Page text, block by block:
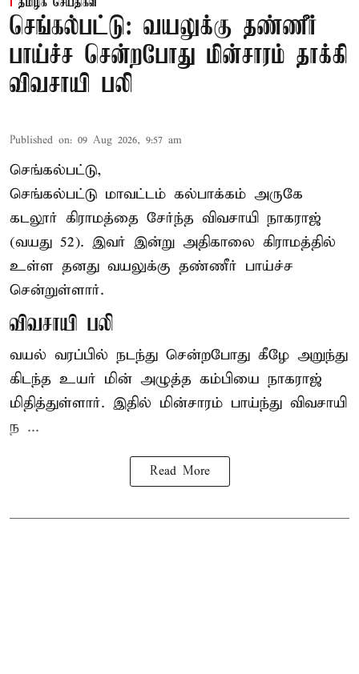
தமிழக செய்திகள்
செங்கல்பட்டு: வயலுக்கு தண்ணீர்
பாய்ச்ச சென்றபோது மின்சாரம் தாக்கி
விவசாயி பலி
Published on: 09 Aug 2026, 9:57 am
செங்கல்பட்டு,
செங்கல்பட்டு மாவட்டம் கல்பாக்கம் அருகே
கடலூர் கிராமத்தை சேர்ந்த விவசாயி நாகராஜ்
(வயது 52). இவர் இன்று அதிகாலை கிராமத்தில்
உள்ள தனது வயலுக்கு தண்ணீர் பாய்ச்ச
சென்றுள்ளார்.
விவசாயி பலி
வயல் வரப்பில் நடந்து சென்றபோது கீழே அறுந்து
கிடந்த உயர் மின் அழுத்த கம்பியை நாகராஜ்
மிதித்துள்ளார். இதில் மின்சாரம் பாய்ந்து விவசாயி
ந ...
Read More